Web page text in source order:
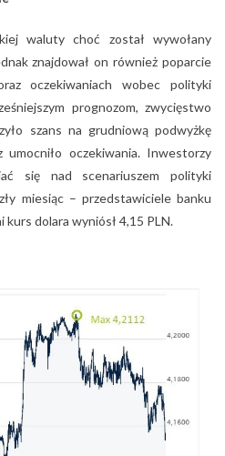
waluty choć został wywołany
znajdował on również poparcie
oczekiwaniach wobec polityki
prognozom, zwycięstwo
szans na grudniową podwyżkę
oczekiwania. Inwestorzy
się nad scenariuszem polityki
miesiąc – przedstawiciele banku
dolara wyniósł 4,15 PLN.